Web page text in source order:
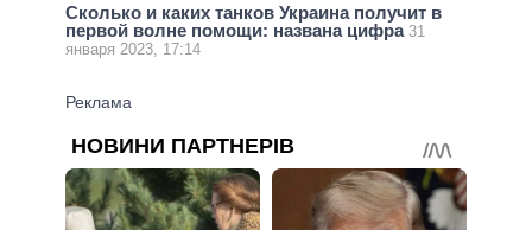
Сколько и каких танков Украина получит в
первой волне помощи: названа цифра 31
января 2023, 17:14